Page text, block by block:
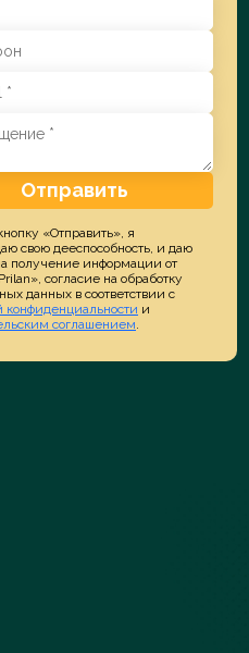
Отправить
«Отправить», я
свою дееспособность, и даю
получение информации от
согласие на обработку
данных в соответствии с
конфиденциальности и
соглашением.